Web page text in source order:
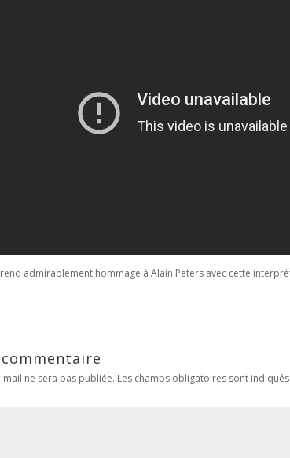
admirablement hommage à Alain Peters avec cette
ne sera pas publiée. Les champs obligatoires sont